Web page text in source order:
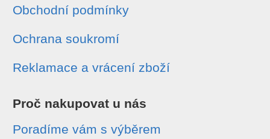
Obchodní podmínky
Ochrana soukromí
Reklamace a vrácení zboží
Proč nakupovat u nás
Poradíme vám s výběrem